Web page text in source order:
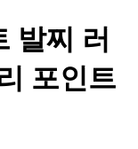
발찌 러
포인트